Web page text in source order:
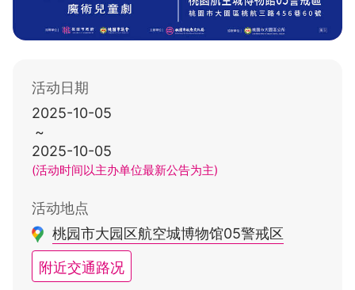
活动日期
2025-10-05
~
2025-10-05
(活动时间以主办单位最新公告为主)
活动地点
桃园市大园区航空城博物馆05警戒区
附近交通路况